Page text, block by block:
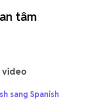
tâm
video
sang Spanish